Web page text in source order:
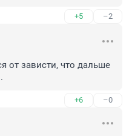
+5 –2
от зависти, что дальше
+6 –0